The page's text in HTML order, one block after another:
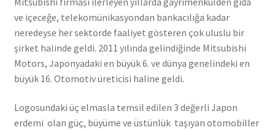
ve içeceğe, telekomünikasyondan bankacılığa kadar
neredeyse her sektörde faaliyet gösteren çok uluslu bir
şirket halinde geldi. 2011 yılında gelindiğinde Mitsubishi
Motors, Japonyadaki en büyük 6. ve dünya genelindeki en
büyük 16. Otomotiv üreticisi haline geldi.
Logosundaki üç elmasla temsil edilen 3 değerli Japon
erdemi olan güç, büyüme ve üstünlük taşıyan otomobiller